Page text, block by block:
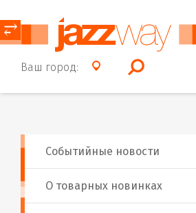
Ваш город:
⥂
Событийные новости
О товарных новинках